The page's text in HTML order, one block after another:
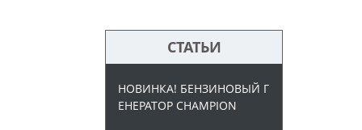
СТАТЬИ
НОВИНКА! БЕНЗИНОВЫЙ Г
ЕНЕРАТОР CHAMPION